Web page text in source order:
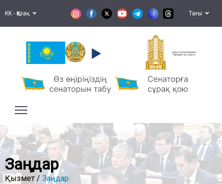
KK - Қазақ Тағы
Қазақстан Республикасы
Парламентінің Сенаты
Заңдар
Қызмет / Заңдар